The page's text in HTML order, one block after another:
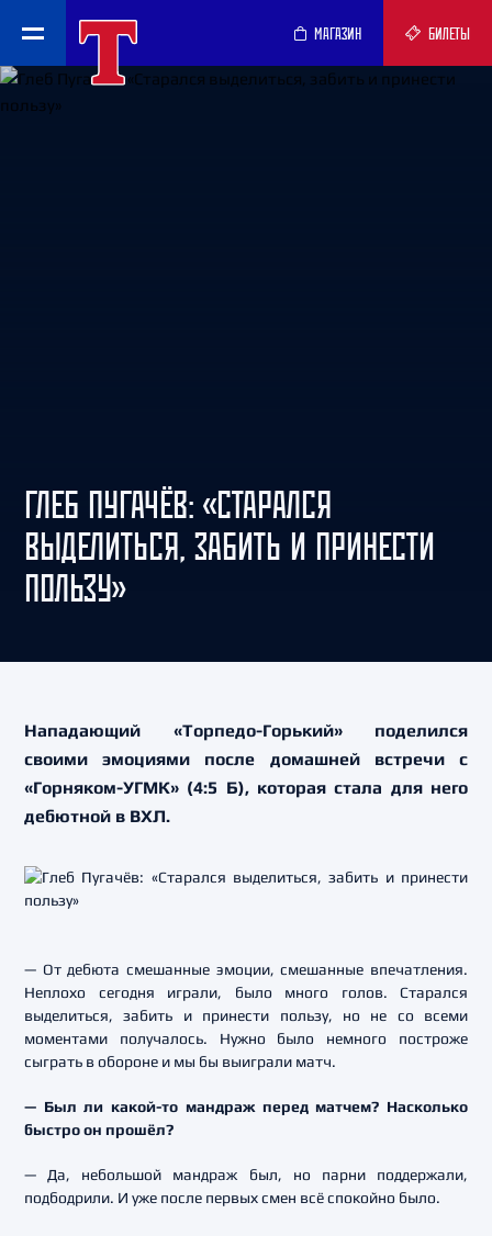
МАГАЗИН БИЛЕТЫ
ГЛЕБ ПУГАЧЁВ: «СТАРАЛСЯ
ВЫДЕЛИТЬСЯ, ЗАБИТЬ И ПРИНЕСТИ
ПОЛЬЗУ»
Нападающий «Торпедо-Горький» поделился
своими эмоциями после домашней встречи с
«Горняком-УГМК» (4:5 Б), которая стала для него
дебютной в ВХЛ.
— От дебюта смешанные эмоции, смешанные впечатления.
Неплохо сегодня играли, было много голов. Старался
выделиться, забить и принести пользу, но не со всеми
моментами получалось. Нужно было немного построже
сыграть в обороне и мы бы выиграли матч.
— Был ли какой-то мандраж перед матчем? Насколько
быстро он прошёл?
— Да, небольшой мандраж был, но парни поддержали,
подбодрили. И уже после первых смен всё спокойно было.